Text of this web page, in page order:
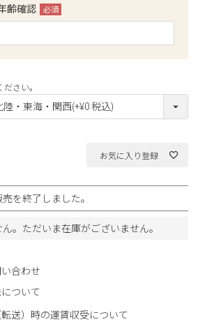
齢確認
(必
さい。
お気に入り登録
売を終了しました。
。ただいま在庫がございません。
合わせ
ついて
送）時の運賃収受について